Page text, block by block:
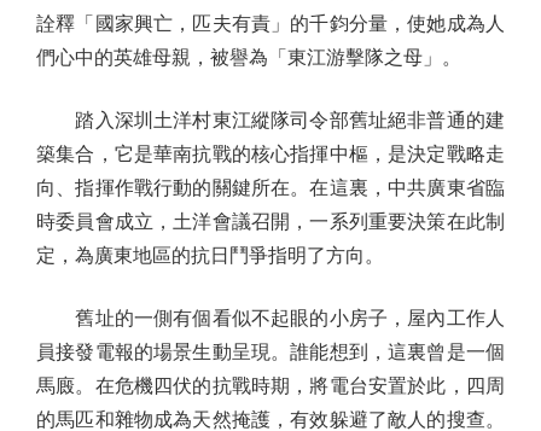
詮釋「國家興亡，匹夫有責」的千鈞分量，使她成為人
們心中的英雄母親，被譽為「東江游擊隊之母」。
踏入深圳土洋村東江縱隊司令部舊址絕非普通的建
築集合，它是華南抗戰的核心指揮中樞，是決定戰略走
向、指揮作戰行動的關鍵所在。在這裏，中共廣東省臨
時委員會成立，土洋會議召開，一系列重要決策在此制
定，為廣東地區的抗日鬥爭指明了方向。
舊址的一側有個看似不起眼的小房子，屋內工作人
員接發電報的場景生動呈現。誰能想到，這裏曾是一個
馬廄。在危機四伏的抗戰時期，將電台安置於此，四周
的馬匹和雜物成為天然掩護，有效躲避了敵人的搜查。